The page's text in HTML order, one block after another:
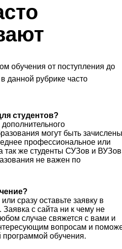
обучения от поступления до
данной рубрике часто
студентов?
могут быть зачислены
профессиональное или
так же студенты СУЗов и
не важен по
сразу оставьте заявку в
с сайта ни к чему не
случае свяжется с вами и
вопросам и
программой обучения.